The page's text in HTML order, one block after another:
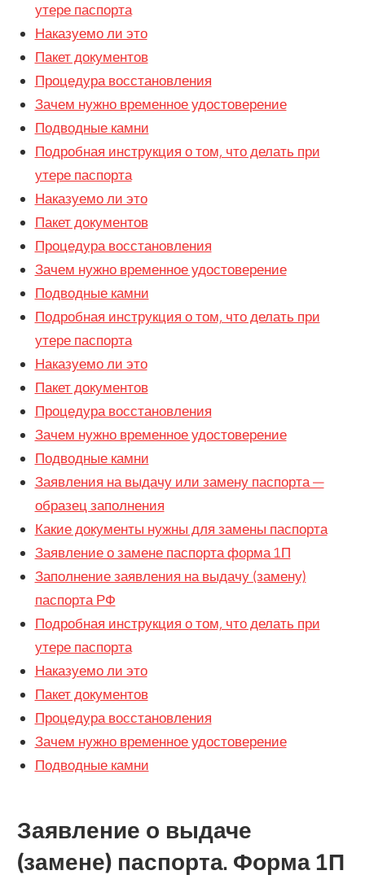
утере паспорта
Наказуемо ли это
Пакет документов
Процедура восстановления
Зачем нужно временное удостоверение
Подводные камни
Подробная инструкция о том, что делать при
утере паспорта
Наказуемо ли это
Пакет документов
Процедура восстановления
Зачем нужно временное удостоверение
Подводные камни
Подробная инструкция о том, что делать при
утере паспорта
Наказуемо ли это
Пакет документов
Процедура восстановления
Зачем нужно временное удостоверение
Подводные камни
Заявления на выдачу или замену паспорта —
образец заполнения
Какие документы нужны для замены паспорта
Заявление о замене паспорта форма 1П
Заполнение заявления на выдачу (замену)
паспорта РФ
Подробная инструкция о том, что делать при
утере паспорта
Наказуемо ли это
Пакет документов
Процедура восстановления
Зачем нужно временное удостоверение
Подводные камни
Заявление о выдаче
(замене) паспорта. Форма 1П